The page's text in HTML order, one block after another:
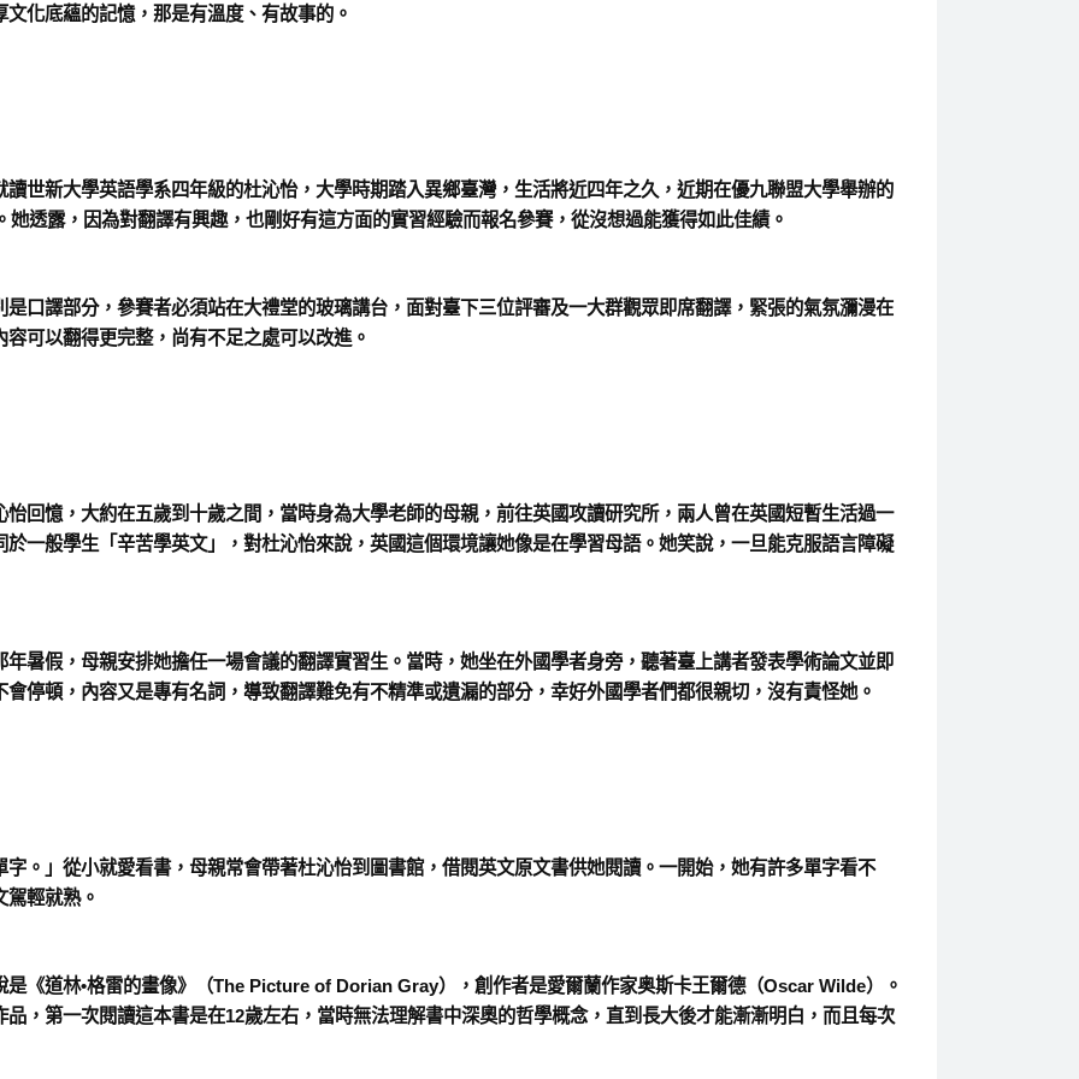
化底蘊的記憶，那是有溫度、有故事的。
世新大學英語學系四年級的杜沁怡，大學時期踏入異鄉臺灣，生活將近四年之久，近期在優九聯盟大學舉辦的
透露，因為對翻譯有興趣，也剛好有這方面的實習經驗而報名參賽，從沒想過能獲得如此佳績。
口譯部分，參賽者必須站在大禮堂的玻璃講台，面對臺下三位評審及一大群觀眾即席翻譯，緊張的氣氛瀰漫在
可以翻得更完整，尚有不足之處可以改進。
回憶，大約在五歲到十歲之間，當時身為大學老師的母親，前往英國攻讀研究所，兩人曾在英國短暫生活過一
一般學生「辛苦學英文」，對杜沁怡來說，英國這個環境讓她像是在學習母語。她笑說，一旦能克服語言障礙
暑假，母親安排她擔任一場會議的翻譯實習生。當時，她坐在外國學者身旁，聽著臺上講者發表學術論文並即
停頓，內容又是專有名詞，導致翻譯難免有不精準或遺漏的部分，幸好外國學者們都很親切，沒有責怪她。
。」從小就愛看書，母親常會帶著杜沁怡到圖書館，借閱英文原文書供她閱讀。一開始，她有許多單字看不
輕就熟。
《道林•格雷的畫像》（The Picture of Dorian Gray），創作者是愛爾蘭作家奥斯卡王爾德（Oscar Wilde）。
，第一次閱讀這本書是在12歲左右，當時無法理解書中深奧的哲學概念，直到長大後才能漸漸明白，而且每次